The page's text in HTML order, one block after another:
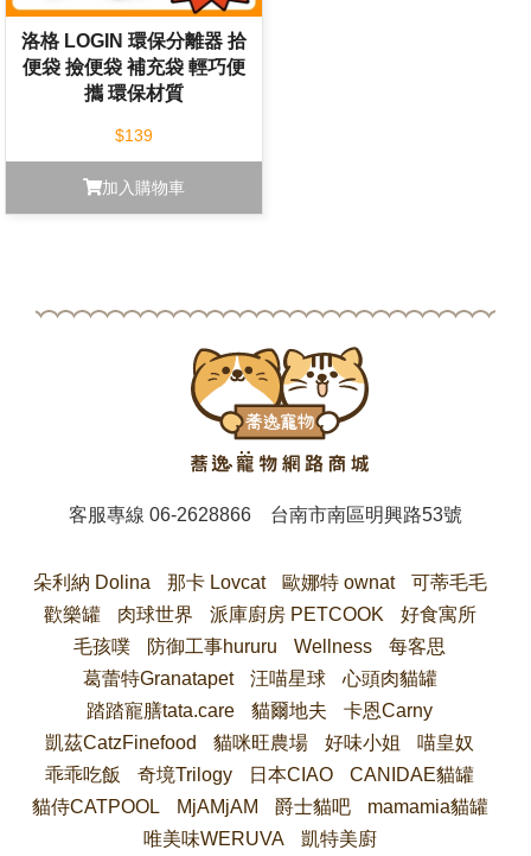
洛格 LOGIN 環保分離器 拾
便袋 撿便袋 補充袋 輕巧便
攜 環保材質
$139
加入購物車
客服專線06-2628866 台南市南區明興路53號
朵利納 Dolina 那卡 Lovcat 歐娜特 ownat
可蒂毛毛
歡樂罐
肉球世界 派庫廚房 PETCOOK
好食寓所
毛孩噗
防御工事hururu Wellness
每客思
葛蕾特Granatapet
汪喵星球
心頭肉貓罐
踏踏寵膳tata.care
貓爾地夫
卡恩Carny
凱茲CatzFinefood
貓咪旺農場 好味小姐
喵皇奴
乖乖吃飯
奇境Trilogy 日本CIAO
CANIDAE貓罐
貓侍CATPOOL
MjAMjAM 爵士貓吧
mamamia貓罐
唯美味WERUVA
凱特美廚